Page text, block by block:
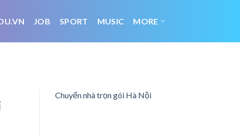
JOB SPORT MUSIC MORE
Chuyển nhà trọn gói Hà Nội